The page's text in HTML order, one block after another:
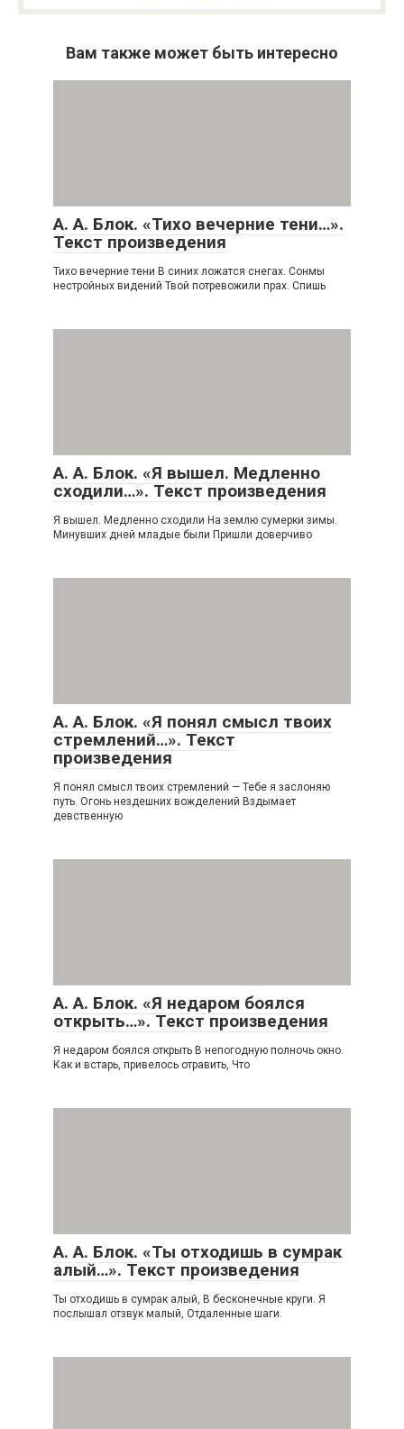
Вам также может быть интересно
А. А. Блок. «Тихо вечерние тени…».
Текст произведения
Тихо вечерние тени В синих ложатся снегах. Сонмы
нестройных видений Твой потревожили прах. Спишь
А. А. Блок. «Я вышел. Медленно
сходили…». Текст произведения
Я вышел. Медленно сходили На землю сумерки зимы.
Минувших дней младые были Пришли доверчиво
А. А. Блок. «Я понял смысл твоих
стремлений…». Текст
произведения
Я понял смысл твоих стремлений — Тебе я заслоняю
путь. Огонь нездешних вожделений Вздымает
девственную
А. А. Блок. «Я недаром боялся
открыть…». Текст произведения
Я недаром боялся открыть В непогодную полночь окно.
Как и встарь, привелось отравить, Что
А. А. Блок. «Ты отходишь в сумрак
алый…». Текст произведения
Ты отходишь в сумрак алый, В бесконечные круги. Я
послышал отзвук малый, Отдаленные шаги.